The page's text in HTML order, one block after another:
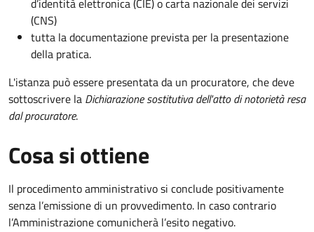
d’identità elettronica (CIE) o carta nazionale dei servizi
(CNS)
tutta la documentazione prevista per la presentazione
della pratica.
L'istanza può essere presentata da un procuratore, che deve
sottoscrivere la Dichiarazione sostitutiva dell'atto di notorietà resa
dal procuratore.
Cosa si ottiene
Il procedimento amministrativo si conclude positivamente
senza l’emissione di un provvedimento. In caso contrario
l’Amministrazione comunicherà l’esito negativo.